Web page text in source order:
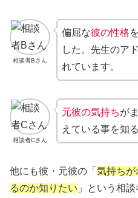
相談者Bさん
偏屈な彼の性格
した。先生のア
れています。
相談者Cさん
元彼の気持ちが
えている事を知
他にも彼・元彼の「 気持ちが
るのか知りたい 」という相